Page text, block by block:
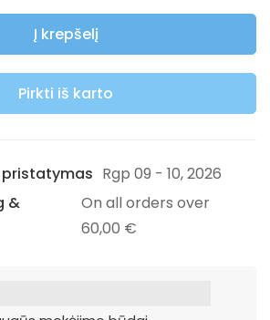
Į krepšelį
Pirkti iš karto
Rgp 09 - 10, 2026
&
On all orders over
60,00 €